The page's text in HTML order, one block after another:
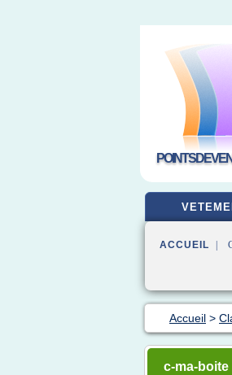
ACCUEIL |
Accueil >
c-ma-boite